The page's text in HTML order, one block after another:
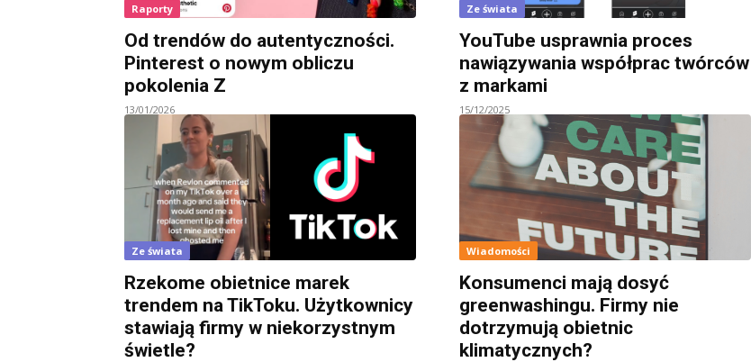
Raporty
Od trendów do autentyczności.
Pinterest o nowym obliczu
pokolenia Z
13/01/2026
Ze świata
YouTube usprawnia proces
nawiązywania współprac twórców
z markami
15/12/2025
Ze świata
Rzekome obietnice marek
trendem na TikToku. Użytkownicy
stawiają firmy w niekorzystnym
świetle?
Wiadomości
Konsumenci mają dosyć
greenwashingu. Firmy nie
dotrzymują obietnic
klimatycznych?